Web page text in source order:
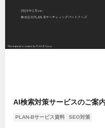
AI検索対策サービスのご案
PLAN-Bサービス資料 SEO対策